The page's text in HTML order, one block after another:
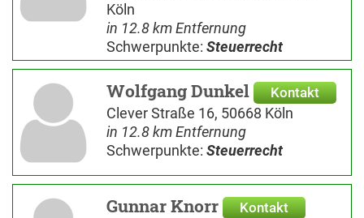
Köln
in 12.8 km Entfernung
Schwerpunkte: Steuerrecht
Wolfgang Dunkel Kontakt
Clever Straße 16, 50668 Köln
in 12.8 km Entfernung
Schwerpunkte: Steuerrecht
Gunnar Knorr Kontakt